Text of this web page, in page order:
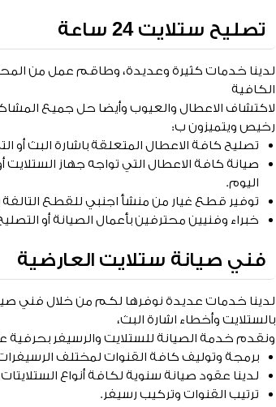
تصليح ستلايت 24 ساعة
الكافية
لاكتشاف الاعطال والعيوب وأيضا حل جميع
رخيص ويتميزون ب:
تصليح كافة الاعطال المتعلقة باشارة البث
صيانة كافة الاعطال التي تواجه جهاز
اليوم.
توفير قطع غيار من منشأ اجنبي للقطع التالفة
خبراء وفنيين محترفين بأعمال الصيانة أو التصليح
فني صيانة ستلايت العارضية
لدينا خدمات عديدة نوفرها لكم من خلال فني
بالستلايت وأخطاء اشارة البث،
ونقدم خدمة الصيانة للستلايت والرسيفر بحرفية
برمجة وتوليف كافة القنوات لمختلف
لدينا عقود صيانة سنوية لكافة أنواع
ترتيب القنوات وتركيب رسيفر.